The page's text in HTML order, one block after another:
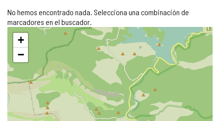
No hemos encontrado nada. Selecciona una combinación de
marcadores en el buscador.
Saltar
mapa
+
−